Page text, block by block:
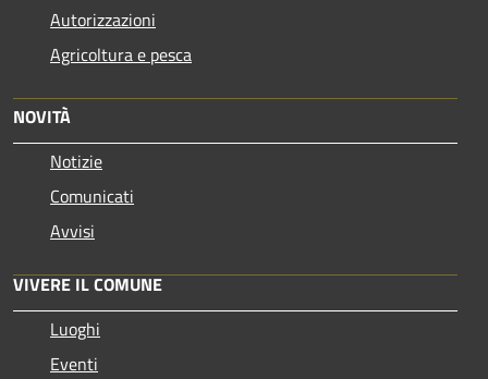
Autorizzazioni
Agricoltura e pesca
NOVITÀ
Notizie
Comunicati
Avvisi
VIVERE IL COMUNE
Luoghi
Eventi